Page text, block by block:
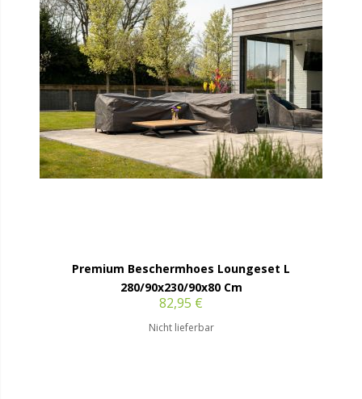
Premium Beschermhoes Loungeset L
280/90x230/90x80 Cm
82,95 €
Nicht lieferbar